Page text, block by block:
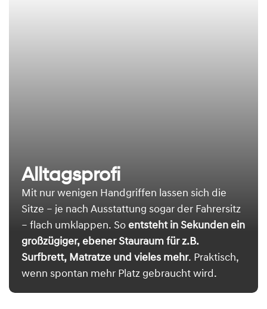
Alltagsprofi
Mit nur wenigen Handgriffen lassen sich die
Sitze – je nach Ausstattung sogar der Fahrersitz
– flach umklappen. So entsteht in Sekunden ein
großzügiger, ebener Stauraum für z.B.
Surfbrett, Matratze und vieles mehr. Praktisch,
wenn spontan mehr Platz gebraucht wird.